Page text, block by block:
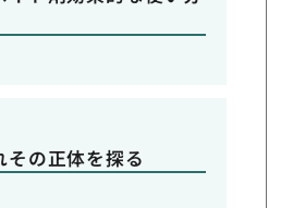
その正体を探る